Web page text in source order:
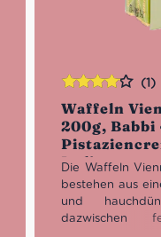
Waffeln
200g,
Italien
(1)
Die Waffeln
bestehen aus
und
dazwischen
Bewertet
mit4.00
von 5